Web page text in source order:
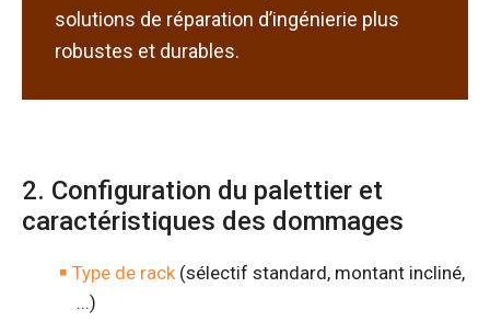
solutions de réparation d’ingénierie plus
robustes et durables.
2. Configuration du palettier et
caractéristiques des dommages
Type de rack (sélectif standard, montant incliné,
...)